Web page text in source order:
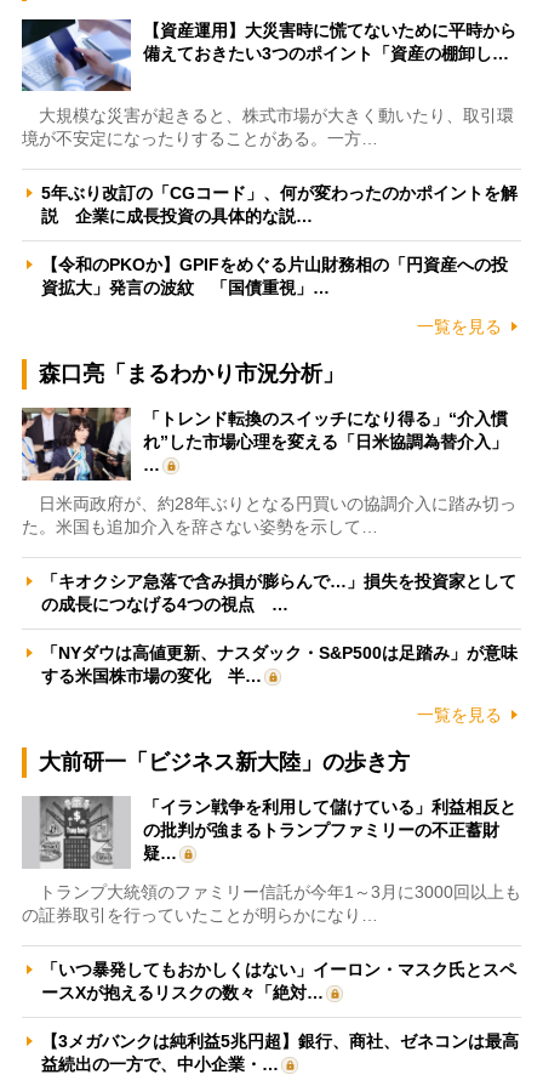
【資産運用】大災害時に慌てないために平時から
備えておきたい3つのポイント「資産の棚卸し…
大規模な災害が起きると、株式市場が大きく動いたり、取引環
境が不安定になったりすることがある。一方…
5年ぶり改訂の「CGコード」、何が変わったのかポイントを解
説 企業に成長投資の具体的な説…
【令和のPKOか】GPIFをめぐる片山財務相の「円資産への投
資拡大」発言の波紋 「国債重視」…
一覧を見る
森口亮「まるわかり市況分析」
「トレンド転換のスイッチになり得る」“介入慣
れ”した市場心理を変える「日米協調為替介入」
…
日米両政府が、約28年ぶりとなる円買いの協調介入に踏み切っ
た。米国も追加介入を辞さない姿勢を示して…
「キオクシア急落で含み損が膨らんで…」損失を投資家として
の成長につなげる4つの視点 …
「NYダウは高値更新、ナスダック・S&P500は足踏み」が意味
する米国株市場の変化 半…
一覧を見る
大前研一「ビジネス新大陸」の歩き方
「イラン戦争を利用して儲けている」利益相反と
の批判が強まるトランプファミリーの不正蓄財
疑…
トランプ大統領のファミリー信託が今年1～3月に3000回以上も
の証券取引を行っていたことが明らかになり…
「いつ暴発してもおかしくはない」イーロン・マスク氏とスペ
ースXが抱えるリスクの数々「絶対…
【3メガバンクは純利益5兆円超】銀行、商社、ゼネコンは最高
益続出の一方で、中小企業・…